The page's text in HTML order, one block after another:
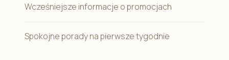
Wcześniejsze informacje o promocjach
Spokojne porady na pierwsze tygodnie